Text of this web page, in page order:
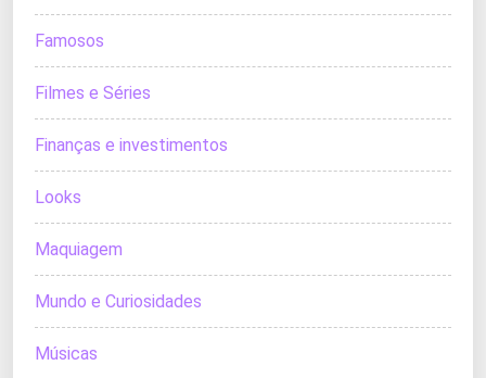
Famosos
Filmes e Séries
Finanças e investimentos
Looks
Maquiagem
Mundo e Curiosidades
Músicas